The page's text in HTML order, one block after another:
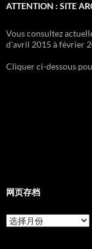
ATTENTION : SITE
Vous consultez
d’avril 2015 à février
Cliquer ci-dessous
网页存档
网
页